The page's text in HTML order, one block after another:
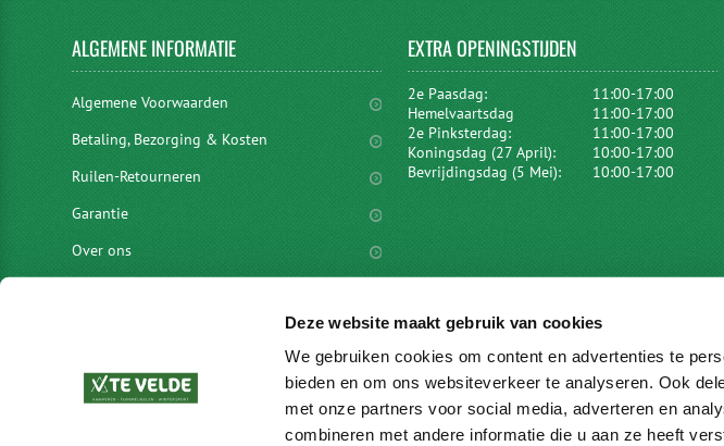
Deze website maakt gebruik van cookies
We gebruiken cookies om content en advertenties te
bieden en om ons websiteverkeer te analyseren. Ook
met onze partners voor social media, adverteren en
combineren met andere informatie die u aan ze heeft
ALGEMENEINFORMATIE
Algemene Voorwaarden
Betaling, Bezorging & Kosten
Ruilen-Retourneren
Garantie
Over ons
vacatures
EXTRAOPENINGSTIJDEN
2e Paasdag:
11:00-17:00
Hemelvaartsdag
11:00-17:00
2e Pinksterdag:
11:00-17:00
Koningsdag (27 April):
10:00-17:00
Bevrijdingsdag (5 Mei):
10:00-17:00